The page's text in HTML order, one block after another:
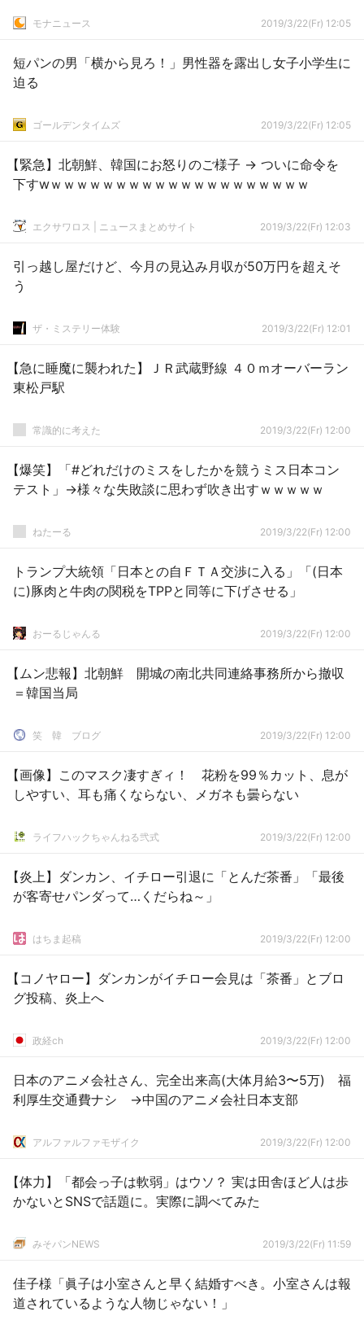
モナニュース 2019/3/22(Fr) 12:05
短パンの男「横から見ろ！」男性器を露出し女子小学生に
迫る
ゴールデンタイムズ 2019/3/22(Fr) 12:05
【緊急】北朝鮮、韓国にお怒りのご様子 → ついに命令を
下すwｗｗｗｗｗｗｗｗｗｗｗｗｗｗｗｗｗｗｗｗ
エクサワロス | ニュースまとめサイト 2019/3/22(Fr) 12:03
引っ越し屋だけど、今月の見込み月収が50万円を超えそ
う
ザ・ミステリー体験 2019/3/22(Fr) 12:01
【急に睡魔に襲われた】ＪＲ武蔵野線 ４０ｍオーバーラン
東松戸駅
常識的に考えた 2019/3/22(Fr) 12:00
【爆笑】「#どれだけのミスをしたかを競うミス日本コン
テスト」→様々な失敗談に思わず吹き出すｗｗｗｗｗ
ねたーる 2019/3/22(Fr) 12:00
トランプ大統領「日本との自ＦＴＡ交渉に入る」「(日本
に)豚肉と牛肉の関税をTPPと同等に下げさせる」
おーるじゃんる 2019/3/22(Fr) 12:00
【ムン悲報】北朝鮮 開城の南北共同連絡事務所から撤収
＝韓国当局
笑 韓 ブログ 2019/3/22(Fr) 12:00
【画像】このマスク凄すぎィ！ 花粉を99％カット、息が
しやすい、耳も痛くならない、メガネも曇らない
ライフハックちゃんねる弐式 2019/3/22(Fr) 12:00
【炎上】ダンカン、イチロー引退に「とんだ茶番」「最後
が客寄せパンダって…くだらね～」
はちま起稿 2019/3/22(Fr) 12:00
【コノヤロー】ダンカンがイチロー会見は「茶番」とブロ
グ投稿、炎上へ
政経ch 2019/3/22(Fr) 12:00
日本のアニメ会社さん、完全出来高(大体月給3〜5万) 福
利厚生交通費ナシ →中国のアニメ会社日本支部
アルファルファモザイク 2019/3/22(Fr) 12:00
【体力】「都会っ子は軟弱」はウソ？ 実は田舎ほど人は歩
かないとSNSで話題に。実際に調べてみた
みそパンNEWS 2019/3/22(Fr) 11:59
佳子様「眞子は小室さんと早く結婚すべき。小室さんは報
道されているような人物じゃない！」